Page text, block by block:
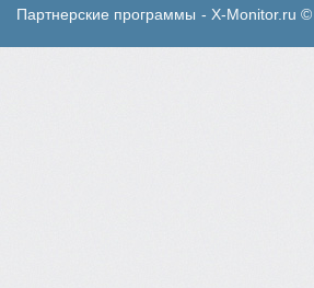
Партнерские программы - X-Monitor.ru